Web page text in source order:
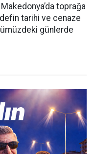
toprağa
tarihi ve cenaze
günlerde